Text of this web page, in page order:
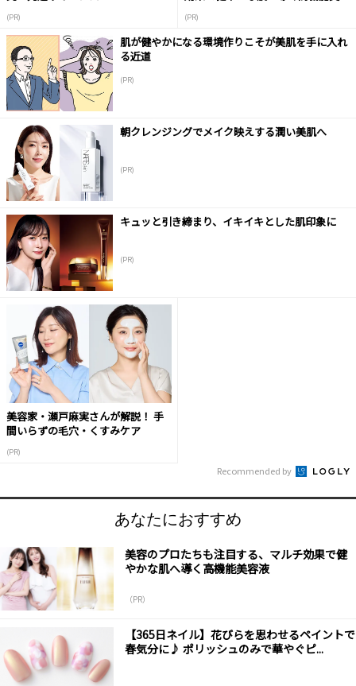
(PR) (PR)
肌が健やかになる環境作りこそが美肌を手に入れ
る近道
(PR)
朝クレンジングでメイク映えする潤い美肌へ
(PR)
キュッと引き締まり、イキイキとした肌印象に
(PR)
美容家・瀬戸麻実さんが解説！ 手
間いらずの毛穴・くすみケア
(PR)
Recommended by
あなたにおすすめ
美容のプロたちも注目する、マルチ効果で健
やかな肌へ導く高機能美容液
（PR）
【365日ネイル】花びらを思わせるペイントで
春気分に♪ ポリッシュのみで華やぐピ...